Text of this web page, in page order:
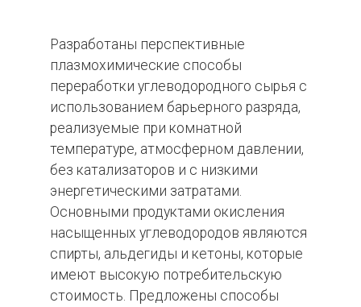
Разработаны перспективные
плазмохимические способы
переработки углеводородного сырья с
использованием барьерного разряда,
реализуемые при комнатной
температуре, атмосферном давлении,
без катализаторов и с низкими
энергетическими затратами.
Основными продуктами окисления
насыщенных углеводородов являются
спирты, альдегиды и кетоны, которые
имеют высокую потребительскую
стоимость. Предложены способы